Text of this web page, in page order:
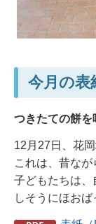
今月の表
つきたての餅を
12月27日、花
これは、昔な
子どもたちは
しそうにほおば